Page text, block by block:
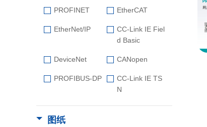
PROFINET EtherCAT
EtherNet/IP
CC-Link IE Fiel
d Basic
DeviceNet CANopen
PROFIBUS-DP
CC-Link IE TS
N
图纸